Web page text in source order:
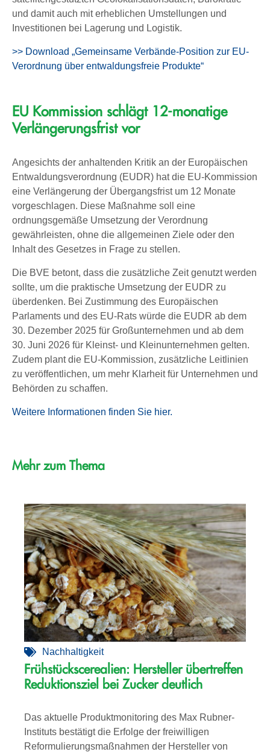
und damit auch mit erheblichen Umstellungen und
Investitionen bei Lagerung und Logistik.
>> Download „Gemeinsame Verbände-Position zur EU-
Verordnung über entwaldungsfreie Produkte“
EU Kommission schlägt 12-monatige
Verlängerungsfrist vor
Angesichts der anhaltenden Kritik an der Europäischen
Entwaldungsverordnung (EUDR) hat die EU-Kommission
eine Verlängerung der Übergangsfrist um 12 Monate
vorgeschlagen. Diese Maßnahme soll eine
ordnungsgemäße Umsetzung der Verordnung
gewährleisten, ohne die allgemeinen Ziele oder den
Inhalt des Gesetzes in Frage zu stellen.
Die BVE betont, dass die zusätzliche Zeit genutzt werden
sollte, um die praktische Umsetzung der EUDR zu
überdenken. Bei Zustimmung des Europäischen
Parlaments und des EU-Rats würde die EUDR ab dem
30. Dezember 2025 für Großunternehmen und ab dem
30. Juni 2026 für Kleinst- und Kleinunternehmen gelten.
Zudem plant die EU-Kommission, zusätzliche Leitlinien
zu veröffentlichen, um mehr Klarheit für Unternehmen und
Behörden zu schaffen.
Weitere Informationen finden Sie hier.
Mehr zum Thema
Nachhaltigkeit
Frühstückscerealien: Hersteller übertreffen
Reduktionsziel bei Zucker deutlich
Das aktuelle Produktmonitoring des Max Rubner-
Instituts bestätigt die Erfolge der freiwilligen
Reformulierungsmaßnahmen der Hersteller von